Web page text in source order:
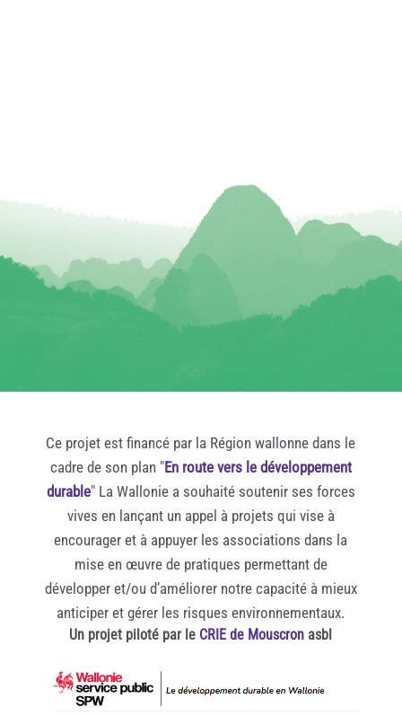
Ce projet est financé par la Région wallonne dans le
cadre de son plan "En route vers le développement
durable" La Wallonie a souhaité soutenir ses forces
vives en lançant un appel à projets qui vise à
encourager et à appuyer les associations dans la
mise en œuvre de pratiques permettant de
développer et/ou d’améliorer notre capacité à mieux
anticiper et gérer les risques environnementaux.
Un projet piloté par le CRIE de Mouscron asbl